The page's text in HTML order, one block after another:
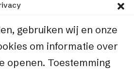
gebruiken wij en onze
om informatie over
openen. Toestemming
voorraad. Als we iets in
van de website af.”